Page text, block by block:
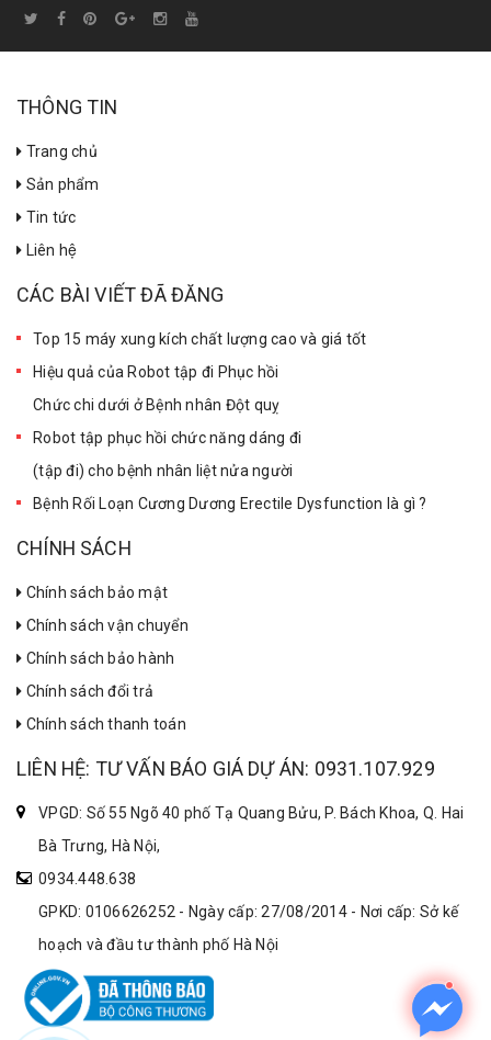
THÔNG TIN
Trang chủ
Sản phẩm
Tin tức
Liên hệ
CÁC BÀI VIẾT ĐÃ ĐĂNG
Top 15 máy xung kích chất lượng cao và giá tốt
Hiệu quả của Robot tập đi Phục hồi
Chức chi dưới ở Bệnh nhân Đột quỵ
Robot tập phục hồi chức năng dáng đi
(tập đi) cho bệnh nhân liệt nửa người
Bệnh Rối Loạn Cương Dương Erectile Dysfunction là gì ?
CHÍNH SÁCH
Chính sách bảo mật
Chính sách vận chuyển
Chính sách bảo hành
Chính sách đổi trả
Chính sách thanh toán
LIÊN HỆ: TƯ VẤN BÁO GIÁ DỰ ÁN: 0931.107.929
VPGD: Số 55 Ngõ 40 phố Tạ Quang Bửu, P. Bách Khoa, Q. Hai
Bà Trưng, Hà Nội,
0934.448.638
GPKD: 0106626252 - Ngày cấp: 27/08/2014 - Nơi cấp: Sở kế
hoạch và đầu tư thành phố Hà Nội